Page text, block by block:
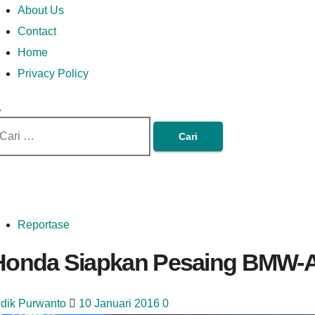
Skip
to
content
Money In Every
Way
Lets Talk About MoneyIn Every Way
About Us
Contact
Home
Privacy Policy
Reportase
Siapkan Pesaing BMW-
Purwanto 10 Januari 2016 0